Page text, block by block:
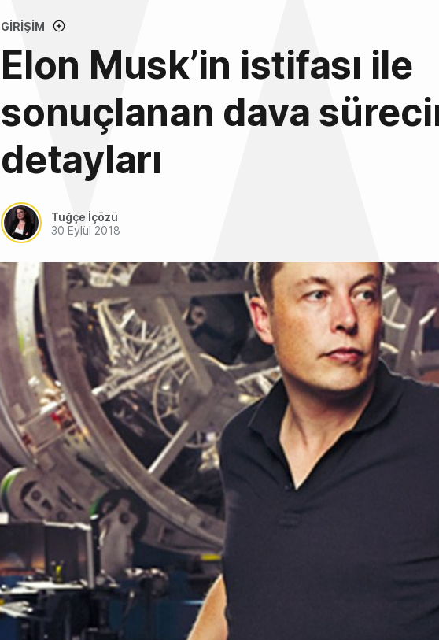
GIRIŞIM
Elon Musk’in istifası ile
sonuçlanan dava
detayları
Tuğçe İçözü
30 Eylül 2018